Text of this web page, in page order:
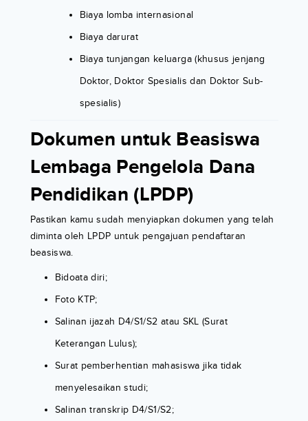
Biaya lomba internasional
Biaya darurat
Biaya tunjangan keluarga (khusus jenjang
Doktor, Doktor Spesialis dan Doktor Sub-
spesialis)
Dokumen untuk Beasiswa
Lembaga Pengelola Dana
Pendidikan (LPDP)
Pastikan kamu sudah menyiapkan dokumen yang telah
diminta oleh LPDP untuk pengajuan pendaftaran
beasiswa.
Bidoata diri;
Foto KTP;
Salinan ijazah D4/S1/S2 atau SKL (Surat
Keterangan Lulus);
Surat pemberhentian mahasiswa jika tidak
menyelesaikan studi;
Salinan transkrip D4/S1/S2;